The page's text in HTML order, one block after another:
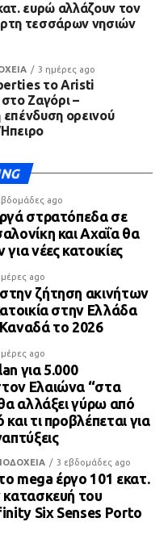
ευρώ αλλάζουν τον
τεσσάρων νησιών
3 ημέρες ago
το Aristi
Ζαγόρι –
επένδυση ορεινού
ago
στρατόπεδα σε
και Αχαΐα θα
για νέες κατοικίες
ago
ζήτηση ακινήτων
στην Ελλάδα
το 2026
ago
για 5.000
Ελαιώνα “στα
αλλάξει γύρω από
τι προβλέπεται για
3 εβδομάδες ago
mega έργο 101 εκατ.
κατασκευή του
Six Senses Porto